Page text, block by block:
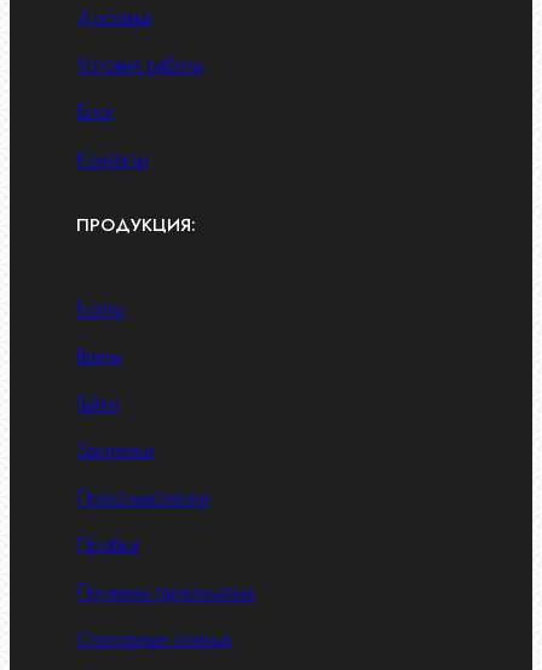
Доставка
Условия работы
Блог
Контакты
ПРОДУКЦИЯ:
Болты
Винты
Гайки
Заклепки
Пресс-масленки
Пробки
Пружины тарельчатые
Стопорные кольца